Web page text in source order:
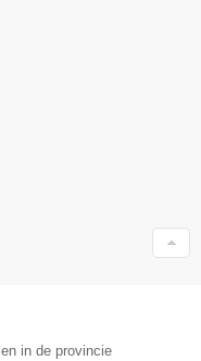
in de provincie